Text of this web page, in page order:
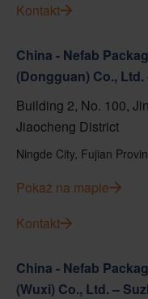
Kontakt
China - Nefab
(Dongguan) Co., Ltd.
Building 2, No. 100,
Jiaocheng District
Ningde City, Fujian
Pokaż na mapie
Kontakt
China - Nefab
(Wuxi) Co., Ltd. –